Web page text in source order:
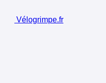
Vélogrimpe.fr